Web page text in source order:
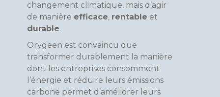
changement climatique, mais d’agir
de manière efficace, rentable et
durable.
Orygeen est convaincu que
transformer durablement la manière
dont les entreprises consomment
l’énergie et réduire leurs émissions
carbone permet d’améliorer leurs